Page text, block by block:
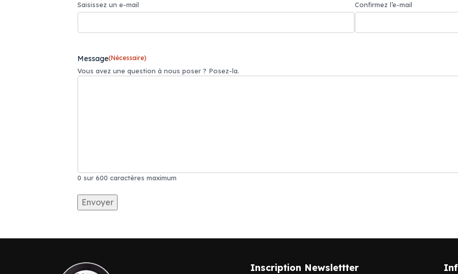
Saisissez un e-mail Confirmez l’e-mail
Message(Nécessaire)
Vous avez une question à nous poser ? Posez-la.
0 sur 600 caractères maximum
Inscription Newslettter